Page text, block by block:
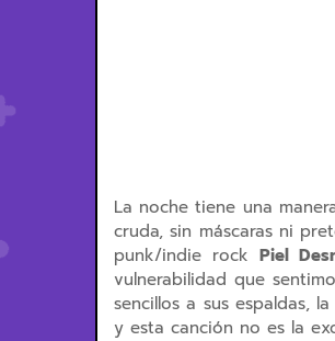
La noche tiene una
cruda, sin máscaras ni
punk/indie rock Piel
vulnerabilidad que
sencillos a sus espaldas,
y esta canción no es la